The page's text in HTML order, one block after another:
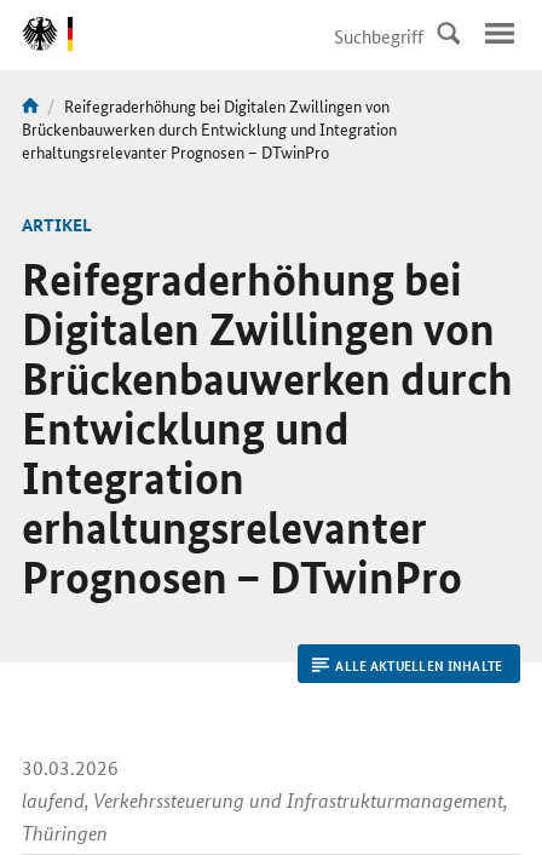
DirektZu:
Navigation
Sie
sind
Aktuelle
Seite:
Reifegraderhöhung bei Digitalen Zwillingen von
Brückenbauwerken durch Entwicklung und Integration
erhaltungsrelevanter Prognosen – DTwinPro
ARTIKEL
Reifegraderhöhung bei
Digitalen Zwillingen von
Brückenbauwerken durch
Entwicklung und
Integration
erhaltungsrelevanter
Prognosen – DTwinPro
ALLE AKTUELLEN INHALTE
30.03.2026
laufend, Verkehrs­steuerung und Infrastruktur­management,
Thüringen